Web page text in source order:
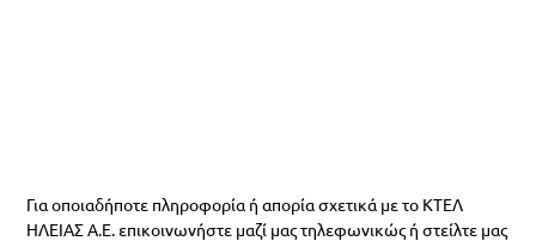
Για οποιαδήποτε πληροφορία ή απορία σχετικά με το ΚΤΕΛ
ΗΛΕΙΑΣ Α.Ε. επικοινωνήστε μαζί μας τηλεφωνικώς ή στείλτε μας